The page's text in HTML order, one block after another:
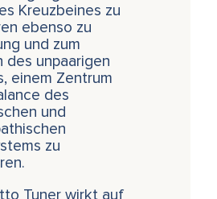
Kreuzbeines zu
ebenso zu
und zum
des unpaarigen
einem Zentrum
des
und
zu
Tuner wirkt auf